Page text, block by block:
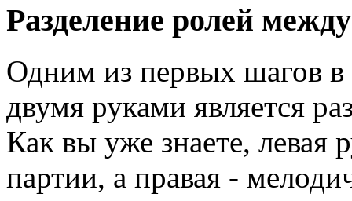
Разделение ролей
Одним из первых шагов
двумя руками является
Как вы уже знаете, левая
партии, а правая -